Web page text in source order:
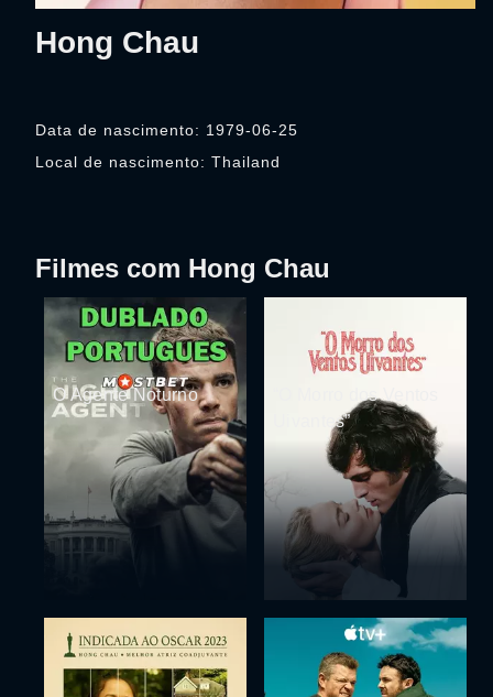
Hong Chau
Data de nascimento: 1979-06-25
Local de nascimento: Thailand
Filmes com Hong Chau
O Agente Noturno
“O Morro dos Ventos
Uivantes”